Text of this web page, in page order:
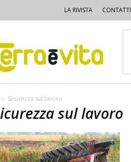
LA RIVISTA CONTATTI
Sicurezza sul lavoro
sul lavoro